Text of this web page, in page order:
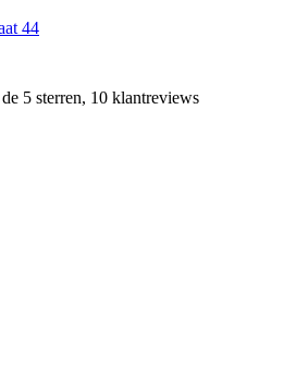
44
5 sterren, 10 klantreviews